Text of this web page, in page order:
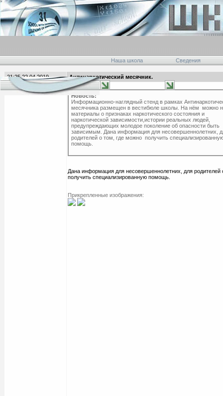
Наша школа Сведения
21:25 22.04.2019
Антинаркотический месячник.
Новость:
Информационно-наглядный стенд в рамках
месячника размещен в вестибюле школы. На нём можно
материалы о признаках наркотического состояния и
наркотической зависимости,истории реальных людей,
предупреждающих молодое поколение об опасности быть
зависимым. Дана информация для несовершеннолетних,
родителей о том, где можно получить
помощь.
Дана информация для несовершеннолетних, для
получить специализированную помощь.
Прикрепленные изображения: